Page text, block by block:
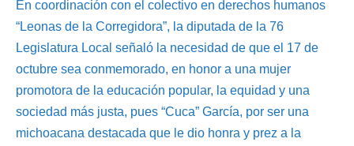
En coordinación con el colectivo en derechos humanos
“Leonas de la Corregidora”, la diputada de la 76
Legislatura Local señaló la necesidad de que el 17 de
octubre sea conmemorado, en honor a una mujer
promotora de la educación popular, la equidad y una
sociedad más justa, pues “Cuca” García, por ser una
michoacana destacada que le dio honra y prez a la